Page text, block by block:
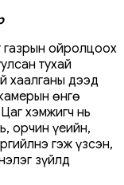
газрын ойролцоох
тухай
хаалганы дээд
өнгө
хэмжигч нь
орчин үеийн,
гэж үзсэн,
зүйлд